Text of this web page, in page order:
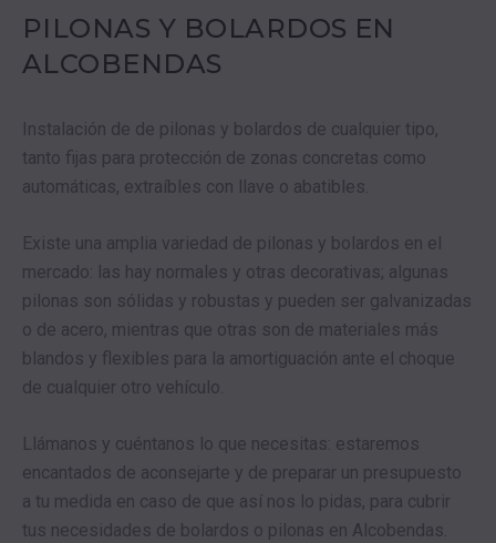
PILONAS Y BOLARDOS EN
ALCOBENDAS
Instalación de de pilonas y bolardos de cualquier tipo,
tanto fijas para protección de zonas concretas como
automáticas, extraíbles con llave o abatibles.
Existe una amplia variedad de pilonas y bolardos en el
mercado: las hay normales y otras decorativas; algunas
pilonas son sólidas y robustas y pueden ser galvanizadas
o de acero, mientras que otras son de materiales más
blandos y flexibles para la amortiguación ante el choque
de cualquier otro vehículo.
Llámanos y cuéntanos lo que necesitas: estaremos
encantados de aconsejarte y de preparar un presupuesto
a tu medida en caso de que así nos lo pidas, para cubrir
tus necesidades de bolardos o pilonas en Alcobendas.